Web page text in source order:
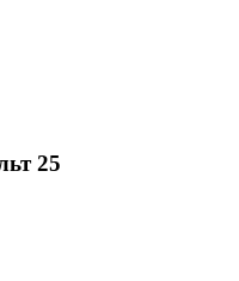
25